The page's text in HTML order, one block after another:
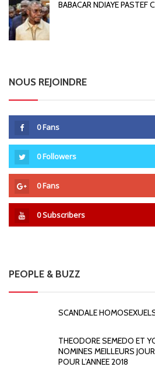
BABACAR NDIAYE PASTEF
NOUS REJOINDRE
0Fans
0Followers
0Fans
0Subscribers
PEOPLE & BUZZ
SCANDALE
THEODORE SEMEDO ET
NOMINES MEILLEURS
POUR L’ANNEE 2018